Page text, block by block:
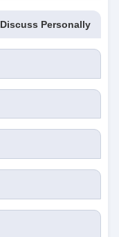
Discuss Personally